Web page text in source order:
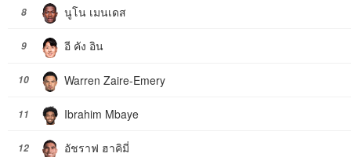
8 นูโน เมนเดส
9 อี คัง อิน
10 Warren Zaire-Emery
11 Ibrahim Mbaye
12 อัชราฟ ฮาคิมี่